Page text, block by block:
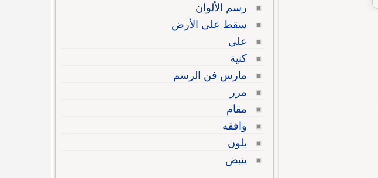
رسم الألوان
سقط على الأرض
على
كنية
مارس فن الرسم
مرر
مقام
وافقه
يلون
ينبض